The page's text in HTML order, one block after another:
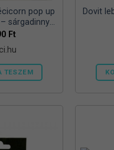
pop up
sárgadinnye
Ft
TESZEM
Dovit